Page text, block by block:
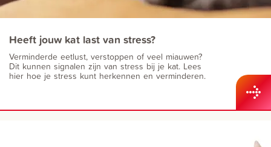
Heeft jouw kat last van stress?
Verminderde eetlust, verstoppen of veel miauwen?
Dit kunnen signalen zijn van stress bij je kat. Lees
hier hoe je stress kunt herkennen en verminderen.